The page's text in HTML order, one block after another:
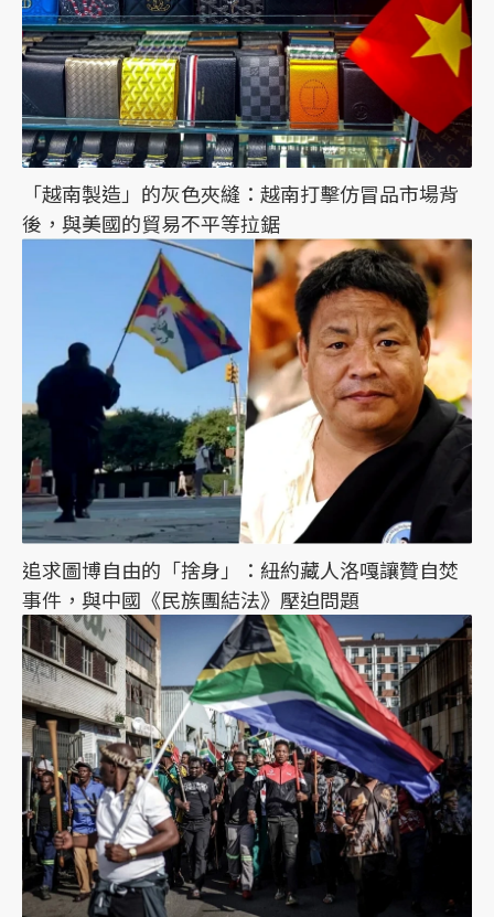
「越南製造」的灰色夾縫：越南打擊仿冒品市場背
後，與美國的貿易不平等拉鋸
追求圖博自由的「捨身」：紐約藏人洛嘎讓贊自焚
事件，與中國《民族團結法》壓迫問題